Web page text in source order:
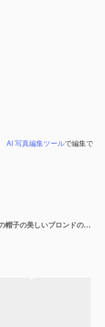
AI 写真編集ツールで編集で
クリスマスジャンパーサンタクロースの帽子の美しいブロンドの女の子は、ギフトボックスを保持します